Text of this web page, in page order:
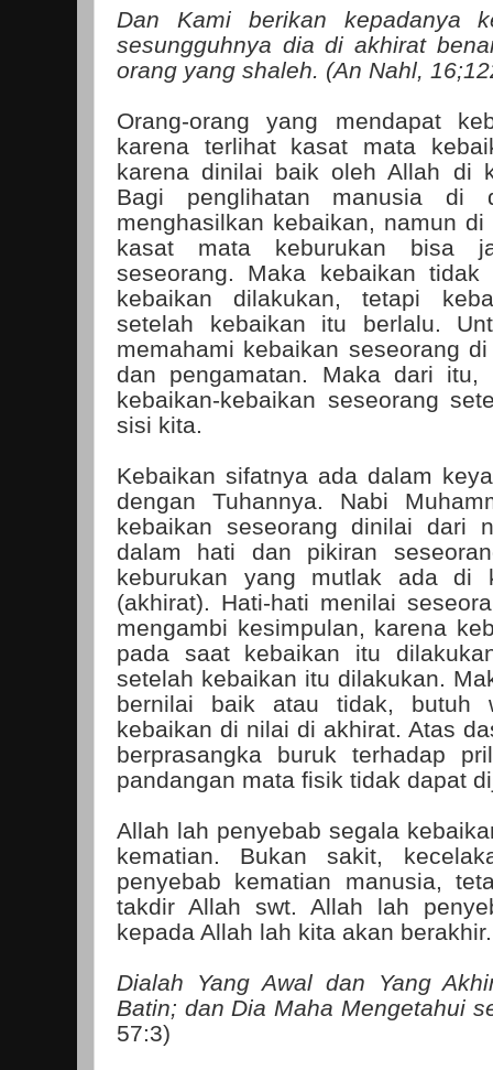
Dan Kami berikan kepadanya
sesungguhnya dia di akhirat
orang yang shaleh. (An Nahl,
Orang-orang yang mendapat
karena terlihat kasat mata
karena dinilai baik oleh Allah di
Bagi penglihatan manusia di
menghasilkan kebaikan, namun
kasat mata keburukan bisa
seseorang. Maka kebaikan
kebaikan dilakukan, tetapi
setelah kebaikan itu berlalu.
memahami kebaikan seseorang
dan pengamatan. Maka dari itu,
kebaikan-kebaikan seseorang
sisi kita.
Kebaikan sifatnya ada dalam
dengan Tuhannya. Nabi
kebaikan seseorang dinilai dari
dalam hati dan pikiran
keburukan yang mutlak ada di
(akhirat). Hati-hati menilai
mengambi kesimpulan, karena
pada saat kebaikan itu
setelah kebaikan itu dilakukan.
bernilai baik atau tidak, butuh
kebaikan di nilai di akhirat. Atas
berprasangka buruk terhadap
pandangan mata fisik tidak dapat
Allah lah penyebab segala
kematian. Bukan sakit,
penyebab kematian manusia,
takdir Allah swt. Allah lah
kepada Allah lah kita akan berakhir.
Dialah Yang Awal dan Yang
Batin; dan Dia Maha Mengetahui
57:3)